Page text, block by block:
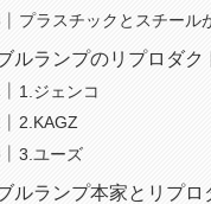
プラスチックとスチール
ルランプのリプロダ
1.ジェンコ
2.KAGZ
3.ユーズ
ルランプ本家とリプロ